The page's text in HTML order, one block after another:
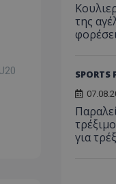
της
SPORTS
για